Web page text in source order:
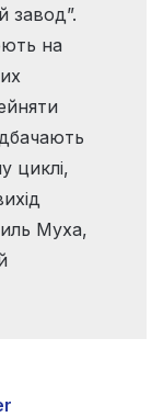
завод”.
на
циклі,
Муха,